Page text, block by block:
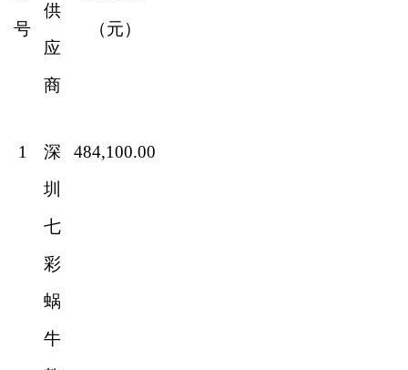
号
供
应
商
（元）
1
深
圳
七
彩
蜗
牛
484,100.00